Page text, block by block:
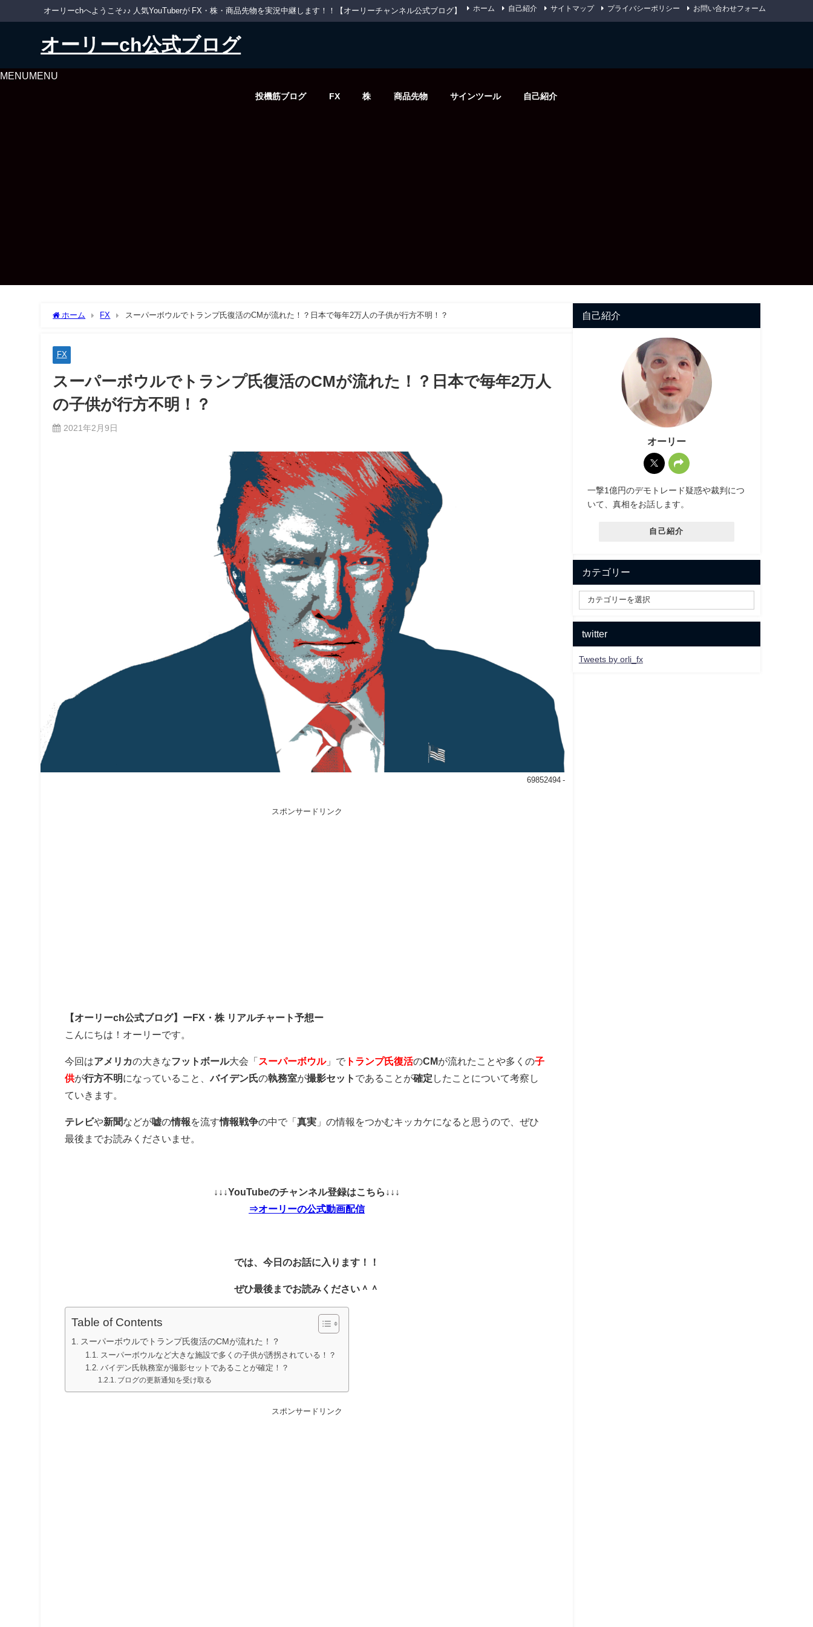
オーリーchへようこそ♪♪ 人気YouTuberが FX・株・商品先物を実況中継します！！【オーリーチャンネル公式ブログ】 ホーム 自己紹介 サイトマップ プライバシーポリシー お問い合わせフォーム
オーリーch公式ブログ
MENUMENU
投機筋ブログ FX 株 商品先物 サインツール 自己紹介
ホーム FX スーパーボウルでトランプ氏復活のCMが流れた！？日本で毎年2万人の子供が行方不明！？
FX
スーパーボウルでトランプ氏復活のCMが流れた！？日本で毎年2万人
の子供が行方不明！？
2021年2月9日
69852494 -
スポンサードリンク
【オーリーch公式ブログ】ーFX・株 リアルチャート予想ー
こんにちは！オーリーです。
今回はアメリカの大きなフットボール大会「 スーパーボウル」で トランプ氏復活のCMが流れたことや多くの子
供が行方不明になっていること、 バイデン氏の執務室が撮影セット であることが確定 したことについて考察し
ていきます。
テレビや新聞などが嘘の情報を流す情報戦争の中で「真実 」の情報をつかむキッカケになると思うので、ぜひ
最後までお読みくださいませ。
↓↓↓YouTubeのチャンネル登録はこちら↓↓↓
⇒オーリーの公式動画配信
では、今日のお話に入ります！！
ぜひ最後までお読みください＾＾
Table of Contents
スーパーボウルでトランプ氏復活のCMが流れた！？
スーパーボウルなど大きな施設で多くの子供が誘拐されている！？
バイデン氏執務室が撮影セットであることが確定！？
ブログの更新通知を受け取る
スポンサードリンク
自己紹介
オーリー
一撃1億円のデモトレード疑惑や裁判につ
いて、真相をお話します。
自己紹介
カテゴリー
twitter
Tweets by orli_fx